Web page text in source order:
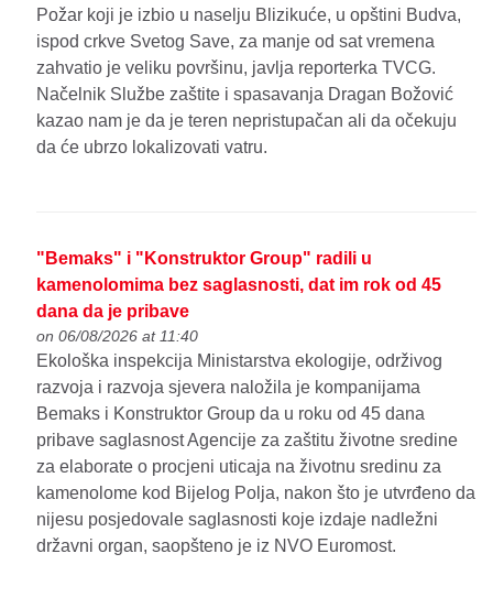
Požar koji je izbio u naselju Blizikuće, u opštini Budva,
ispod crkve Svetog Save, za manje od sat vremena
zahvatio je veliku površinu, javlja reporterka TVCG.
Načelnik Službe zaštite i spasavanja Dragan Božović
kazao nam je da je teren nepristupačan ali da očekuju
da će ubrzo lokalizovati vatru.
"Bemaks" i "Konstruktor Group" radili u
kamenolomima bez saglasnosti, dat im rok od 45
dana da je pribave
on 06/08/2026 at 11:40
Ekološka inspekcija Ministarstva ekologije, održivog
razvoja i razvoja sjevera naložila je kompanijama
Bemaks i Konstruktor Group da u roku od 45 dana
pribave saglasnost Agencije za zaštitu životne sredine
za elaborate o procjeni uticaja na životnu sredinu za
kamenolome kod Bijelog Polja, nakon što je utvrđeno da
nijesu posjedovale saglasnosti koje izdaje nadležni
državni organ, saopšteno je iz NVO Euromost.